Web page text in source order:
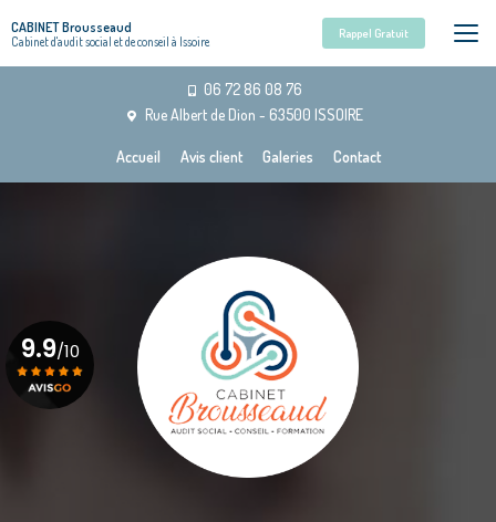
au
contenu
principal
06 72 86 08 76
Rue Albert de Dion - 63500 ISSOIRE
Accueil
Avis client Galeries Contact
CABINET Brousseaud
Cabinet d'audit social et de conseil à Issoire Rappel Gratuit
9.9/10